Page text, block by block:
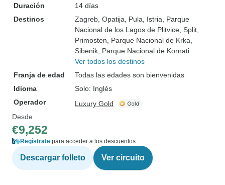
Duración
14 días
Destinos
Zagreb , Opatija , Pula , Istria , Parque
Nacional de los Lagos de Plitvice , Split
Primosten , Parque Nacional de Krka
Sibenik , Parque Nacional de Kornati
Ver todos los destinos
Franja de edad
Todas las edades son bienvenidas
Idioma
Solo: Inglés
Operador
Luxury Gold
Desde
€9,252
Regístrate para acceder a los descuentos
Descargar folleto Ver circuito